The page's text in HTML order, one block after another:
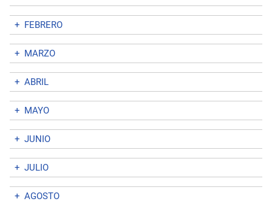
+ FEBRERO
+ MARZO
+ ABRIL
+ MAYO
+ JUNIO
+ JULIO
+ AGOSTO